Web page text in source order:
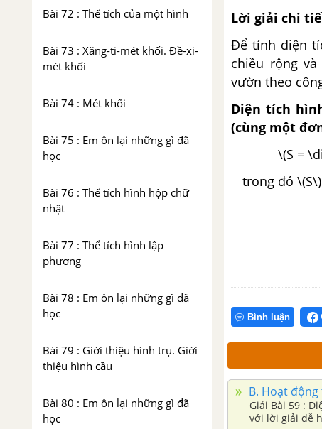
Bài 72 : Thể tích của một hình
Bài 73 : Xăng-ti-mét khối. Đề-xi-
mét khối
Bài 74 : Mét khối
Bài 75 : Em ôn lại những gì đã
học
Bài 76 : Thể tích hình hộp chữ
nhật
Bài 77 : Thể tích hình lập
phương
Bài 78 : Em ôn lại những gì đã
học
Bài 79 : Giới thiệu hình trụ. Giới
thiệu hình cầu
Bài 80 : Em ôn lại những gì đã
học
Lời giải chi
Để tính diện
chiều rộng
vườn theo
Diện tích
(cùng một
\(S =
trong đó
Bình luận
B. Hoạt
Giải Bài 59 :
với lời giải dễ